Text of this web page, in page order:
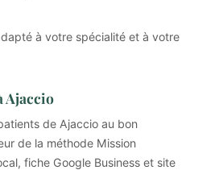
à votre spécialité et à votre
Ajaccio
de Ajaccio au bon
de la méthode Mission
fiche Google Business et site